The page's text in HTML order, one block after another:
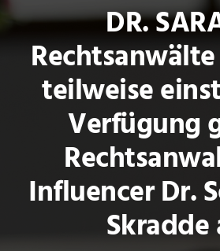
DR.
teilweise
Verfügung
Influencer Dr.
Skradde